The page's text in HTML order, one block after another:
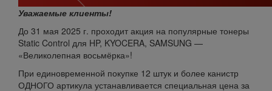
Уважаемые клиенты!
До 31 мая 2025 г. проходит акция на популярные тонеры
Static Control для HP, KYOCERA, SAMSUNG —
«Великолепная восьмёрка»!
При единовременной покупке 12 штук и более канистр
ОДНОГО артикула устанавливается специальная цена за